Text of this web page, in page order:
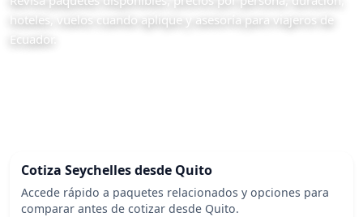
hoteles, vuelos cuando aplique y asesoría para viajeros de
Ecuador.
Cotiza Seychelles desde Quito
Accede rápido a paquetes relacionados y opciones para
comparar antes de cotizar desde Quito.